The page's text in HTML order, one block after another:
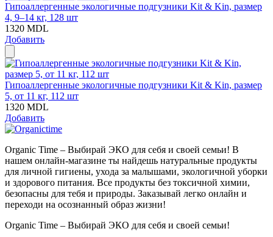
Гипоаллергенные экологичные подгузники Kit & Kin, размер
4, 9–14 кг, 128 шт
1320 MDL
Добавить
Гипоаллергенные экологичные подгузники Kit & Kin, размер
5, от 11 кг, 112 шт
1320 MDL
Добавить
Organic Time – Выбирай ЭКО для себя и своей семьи! В
нашем онлайн-магазине ты найдешь натуральные продукты
для личной гигиены, ухода за малышами, экологичной уборки
и здорового питания. Все продукты без токсичной химии,
безопасны для тебя и природы. Заказывай легко онлайн и
переходи на осознанный образ жизни!
Organic Time – Выбирай ЭКО для себя и своей семьи!